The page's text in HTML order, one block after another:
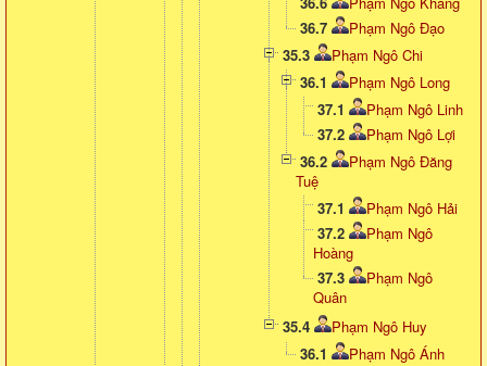
36.7
Phạm Ngô Đạo
35.3
Phạm Ngô Chi
36.1
Phạm Ngô Long
37.1
Phạm Ngô Linh
37.2
Phạm Ngô Lợi
36.2
Phạm Ngô Đăng
Tuệ
37.1
Phạm Ngô Hải
37.2
Phạm Ngô
Hoàng
37.3
Phạm Ngô
Quân
35.4
Phạm Ngô Huy
36.1
Phạm Ngô Ánh